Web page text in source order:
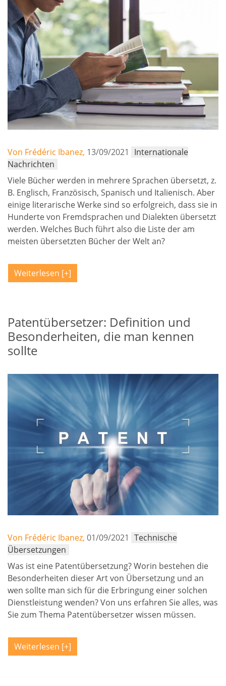
Von Frédéric Ibanez, 13/09/2021
Internationale
Nachrichten
Viele Bücher werden in mehrere Sprachen übersetzt, z.
B. Englisch, Französisch, Spanisch und Italienisch. Aber
einige literarische Werke sind so erfolgreich, dass sie in
Hunderte von Fremdsprachen und Dialekten übersetzt
werden. Welches Buch führt also die Liste der am
meisten übersetzten Bücher der Welt an?
Weiterlesen
Patentübersetzer: Definition und
Besonderheiten, die man kennen
sollte
Von Frédéric Ibanez, 01/09/2021 Technische
Übersetzungen
Was ist eine Patentübersetzung? Worin bestehen die
Besonderheiten dieser Art von Übersetzung und an
wen sollte man sich für die Erbringung einer solchen
Dienstleistung wenden? Von uns erfahren Sie alles, was
Sie zum Thema Patentübersetzer wissen müssen.
Weiterlesen